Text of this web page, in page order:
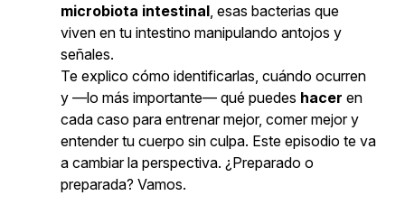
microbiota intestinal, esas bacterias que
viven en tu intestino manipulando antojos y
señales.
Te explico cómo identificarlas, cuándo ocurren
y —lo más importante— qué puedes hacer en
cada caso para entrenar mejor, comer mejor y
entender tu cuerpo sin culpa. Este episodio te va
a cambiar la perspectiva. ¿Preparado o
preparada? Vamos.